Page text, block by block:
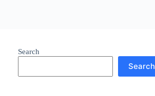
Search
Search